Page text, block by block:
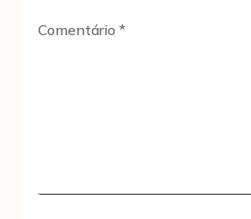
Comentário*